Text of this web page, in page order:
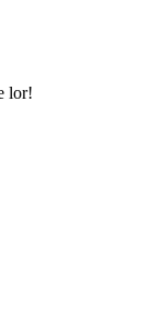
lor!